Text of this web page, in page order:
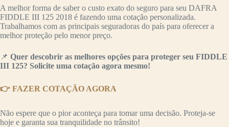
A melhor forma de saber o custo exato do seguro para seu DAFRA
FIDDLE III 125 2018 é fazendo uma cotação personalizada.
Trabalhamos com as principais seguradoras do país para oferecer a
melhor proteção pelo menor preço.
📌 Quer descobrir as melhores opções para proteger seu FIDDLE
III 125? Solicite uma cotação agora mesmo!
👉 FAZER COTAÇÃO AGORA
Não espere que o pior aconteça para tomar uma decisão. Proteja-se
hoje e garanta sua tranquilidade no trânsito!